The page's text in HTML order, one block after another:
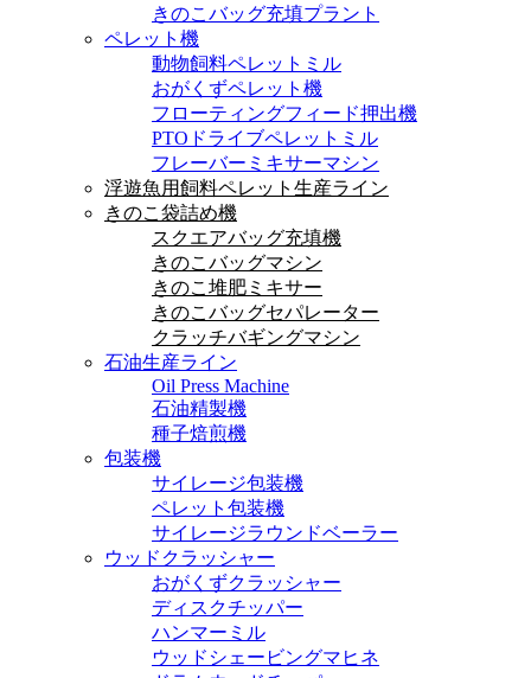
きのこバッグ充填プラント
ペレット機
動物飼料ペレットミル
おがくずペレット機
フローティングフィード押出機
PTOドライブペレットミル
フレーバーミキサーマシン
浮遊魚用飼料ペレット生産ライン
きのこ袋詰め機
スクエアバッグ充填機
きのこバッグマシン
きのこ堆肥ミキサー
きのこバッグセパレーター
クラッチバギングマシン
石油生産ライン
Oil Press Machine
石油精製機
種子焙煎機
包装機
サイレージ包装機
ペレット包装機
サイレージラウンドベーラー
ウッドクラッシャー
おがくずクラッシャー
ディスクチッパー
ハンマーミル
ウッドシェービングマヒネ